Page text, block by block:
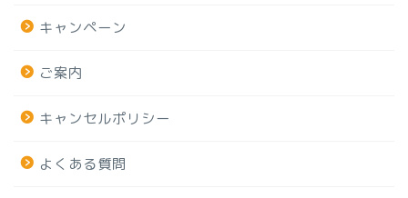
キャンペーン
ご案内
キャンセルポリシー
よくある質問